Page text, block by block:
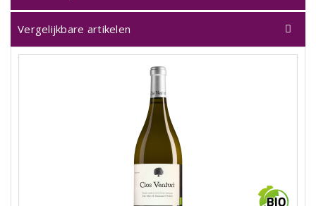
Vergelijkbare artikelen